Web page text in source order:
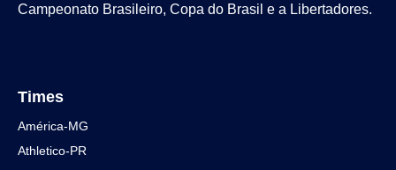
Campeonato Brasileiro, Copa do Brasil e a Libertadores.
Times
América-MG
Athletico-PR